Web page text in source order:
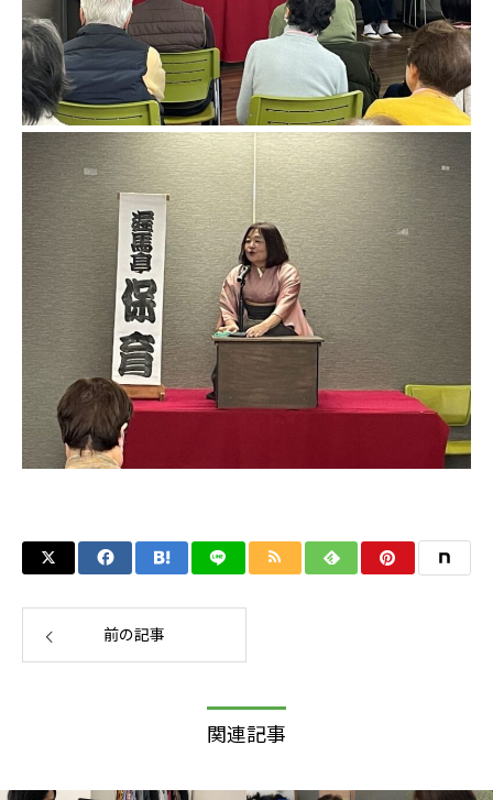
前の記事
関連記事